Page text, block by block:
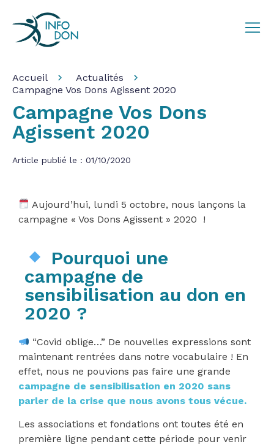
Accueil
Actualités
Campagne Vos Dons Agissent 2020
Campagne Vos Dons
Agissent 2020
Article publié le : 01/10/2020
Aujourd’hui, lundi 5 octobre, nous lançons la
campagne « Vos Dons Agissent » 2020 !
Pourquoi une
campagne de
sensibilisation au don en
2020 ?
“Covid oblige…” De nouvelles expressions sont
maintenant rentrées dans notre vocabulaire ! En
effet, nous ne pouvions pas faire une grande
campagne de sensibilisation en 2020 sans
parler de la crise que nous avons tous vécue.
Les associations et fondations ont toutes été en
première ligne pendant cette période pour venir